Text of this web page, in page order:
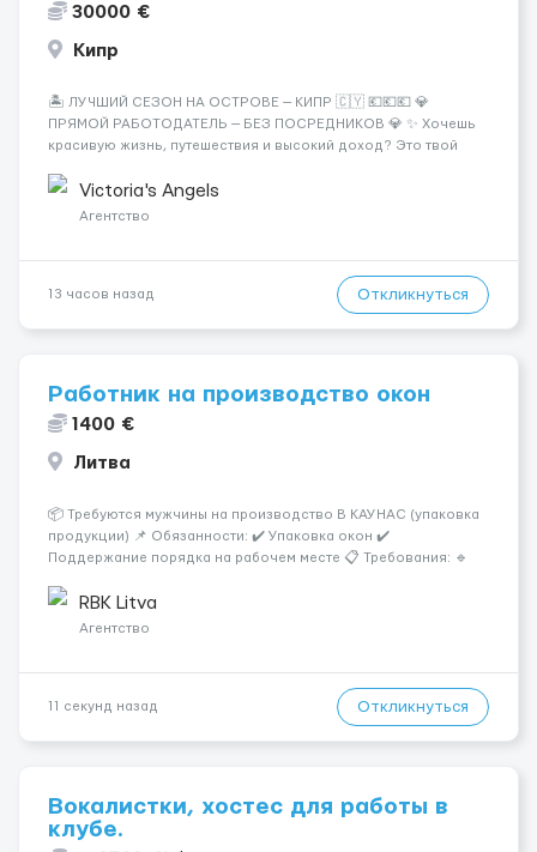
30000 €
Кипр
🏝️ ЛУЧШИЙ СЕЗОН НА ОСТРОВЕ — КИПР 🇨🇾 💶💶💶 💎
ПРЯМОЙ РАБОТОДАТЕЛЬ — БЕЗ ПОСРЕДНИКОВ 💎 ✨ Хочешь
красивую жизнь, путешествия и высокий доход? Это твой
Опытная команда с годами практики — Стабильный поток
клиентов (без ...
Victoria's Angels
Агентство
13 часов назад Откликнуться
Работник на производство окон
1400 €
Литва
📦 Требуются мужчины на производство В КАУНАС (упаковка
продукции) 📌 Обязанности: ✔️ Упаковка окон ✔️
Поддержание порядка на рабочем месте 📋 Требования: 🔹
Условия работы: 🕐 График: 5/2, по 8–10 часов 💶 Оплата: 7 €
RBK Litva
Агентство
11 секунд назад Откликнуться
Вокалистки, хостес для работы в
клубе.